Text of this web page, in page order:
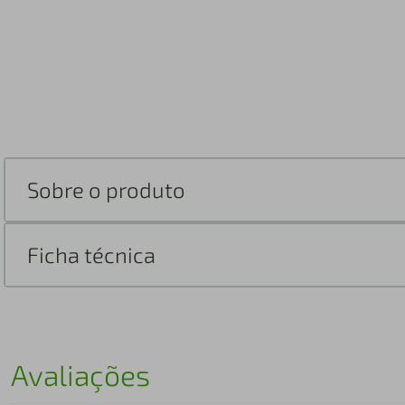
Sobre o produto
Ficha técnica
Avaliações